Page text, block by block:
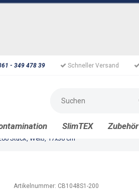
- 349 478 39 Schneller Versand
SlimTEX Zubehör
Stück, Weiß, 17x30 cm
Artikelnummer: CB1048S1-200